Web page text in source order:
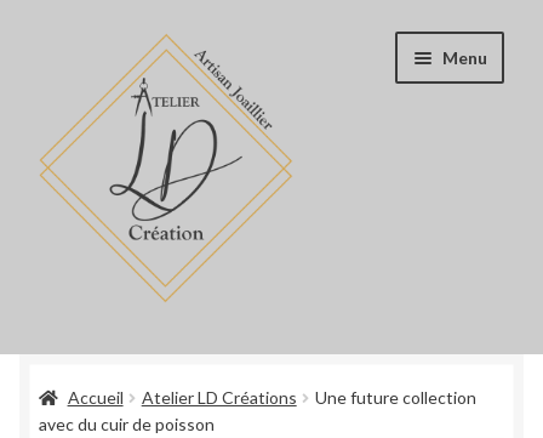
navigation
contenu
Menu
Boutique
Accueil Atelier LD Créations
Une future collection
avec du cuir de poisson